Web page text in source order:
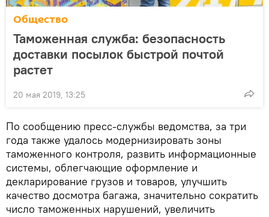
Общество
Таможенная служба: безопасность
доставки посылок быстрой почтой
растет
20 мая 2019, 13:25
По сообщению пресс-службы ведомства, за три
года также удалось модернизировать зоны
таможенного контроля, развить информационные
системы, облегчающие оформление и
декларирование грузов и товаров, улучшить
качество досмотра багажа, значительно сократить
число таможенных нарушений, увеличить